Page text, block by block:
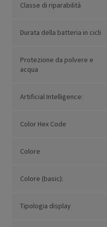
Classe di riparabilità
Durata della batteria in cicli
Protezione da polvere e
acqua
Artificial Intelligence:
Color Hex Code
Colore
Colore (basic):
Tipologia display